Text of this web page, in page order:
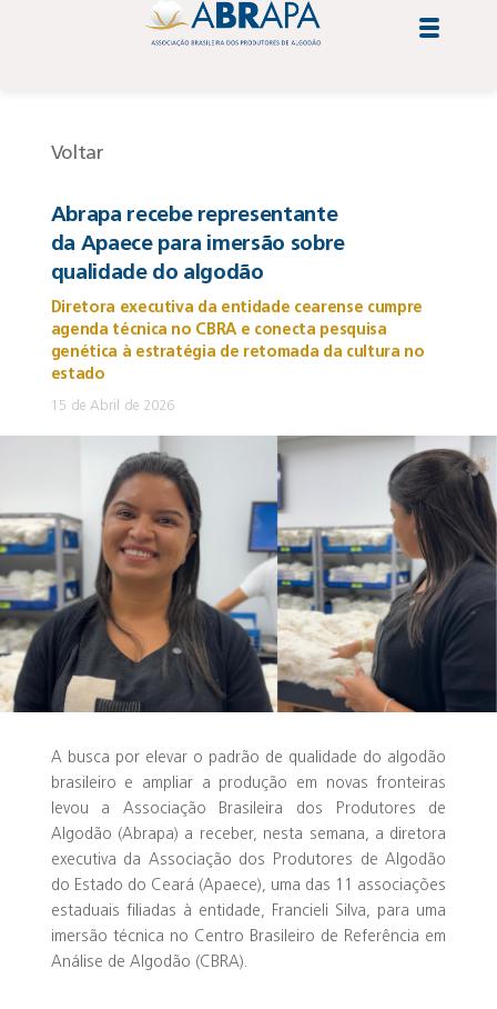
Voltar
Abrapa recebe representante
da Apaece para imersão sobre
qualidade do algodão
Diretora executiva da entidade cearense cumpre
agenda técnica no CBRA e conecta pesquisa
genética à estratégia de retomada da cultura no
estado
15 de Abril de 2026
A busca por elevar o padrão de qualidade do algodão
brasileiro e ampliar a produção em novas fronteiras
levou a Associação Brasileira dos Produtores de
Algodão (Abrapa) a receber, nesta semana, a diretora
executiva da Associação dos Produtores de Algodão
do Estado do Ceará (Apaece), uma das 11 associações
estaduais filiadas à entidade, Francieli Silva, para uma
imersão técnica no Centro Brasileiro de Referência em
Análise de Algodão (CBRA).